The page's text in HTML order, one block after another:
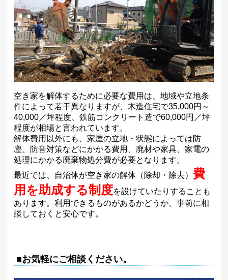
空き家を解体するために必要な費用は、地域や立地条
件によって若干異なりますが、木造住宅で35,000円～
40,000／坪程度、鉄筋コンクリート造で60,000円／坪
程度が相場と言われています。
解体費用以外にも、家屋の立地・状態によっては防
塵、防音対策などにかかる費用、廃材や家具、家電の
処理にかかる廃棄物処分費が必要となります。
最近では、自治体が空き家の解体（除却・除去）費
用を助成する制度を設けていたりすることも
あります。利用できるものがあるかどうか、事前に相
談しておくと安心です。
■お気軽にご相談ください。